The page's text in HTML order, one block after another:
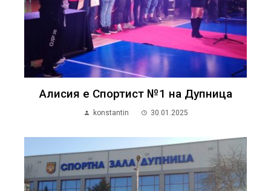
Алисия е Спортист №1 на Дупница
konstantin 30.01.2025